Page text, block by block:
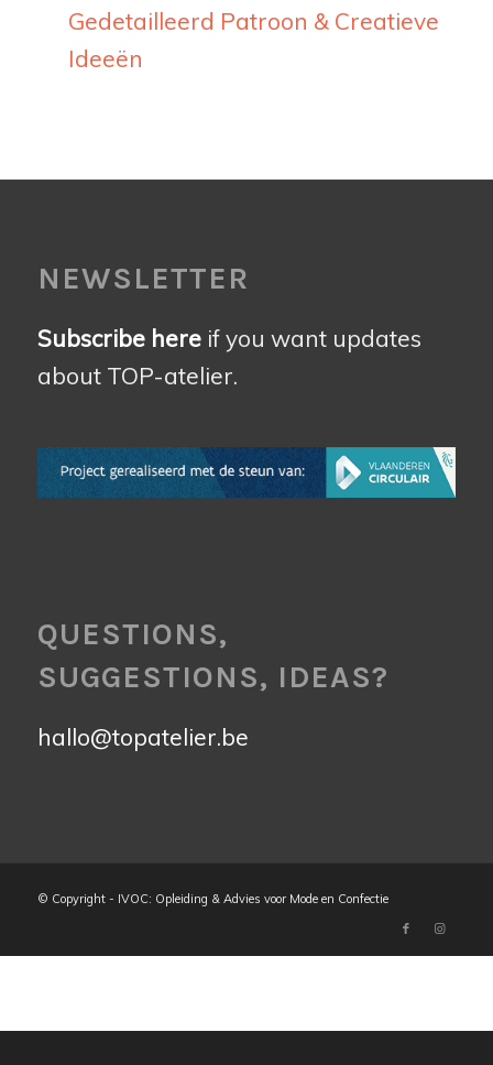
Gedetailleerd Patroon & Creatieve
Ideeën
NEWSLETTER
Subscribe hereif you want updates
about TOP-atelier.
QUESTIONS,
SUGGESTIONS, IDEAS?
hallo@topatelier.be
© Copyright - IVOC: Opleiding & Advies voor Mode en Confectie